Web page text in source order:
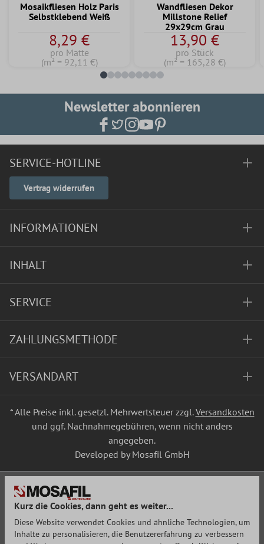
Mosaikfliesen Holz Paris
Selbstklebend Weiß
8,29 €
pro Matte
(m² = 92,11 €)
Wandfliesen Dekor
Millstone Relief
29x29cm Grau
13,90 €
pro Stück
(m² = 165,28 €)
Newsletter abonnieren
SERVICE-HOTLINE
Vertrag widerrufen
INFORMATIONEN
INHALT
SERVICE
ZAHLUNGSMETHODE
VERSANDART
* Alle Preise inkl. gesetzl. Mehrwertsteuer zzgl.Versandkosten
und ggf. Nachnahmegebühren, wenn nicht anders
angegeben.
Developed by Mosafil GmbH
Kurz die Cookies, dann geht es weiter...
Diese Website verwendet Cookies und ähnliche Technologien, um
Inhalte zu personalisieren, die Benutzererfahrung zu verbessern